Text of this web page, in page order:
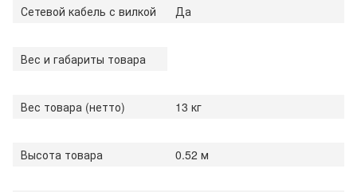
Сетевой кабель с вилкой Да
Вес и габариты товара
Вес товара (нетто) 13 кг
Высота товара 0.52 м